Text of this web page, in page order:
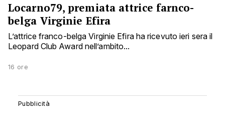
Locarno79, premiata attrice farnco-
belga Virginie Efira
L’attrice franco-belga Virginie Efira ha ricevuto ieri sera il
Leopard Club Award nell’ambito...
16 ore